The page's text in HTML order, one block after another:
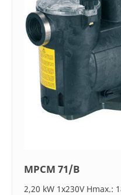
MPCM 71/B
2,20 kW 1x230V Hmax.: